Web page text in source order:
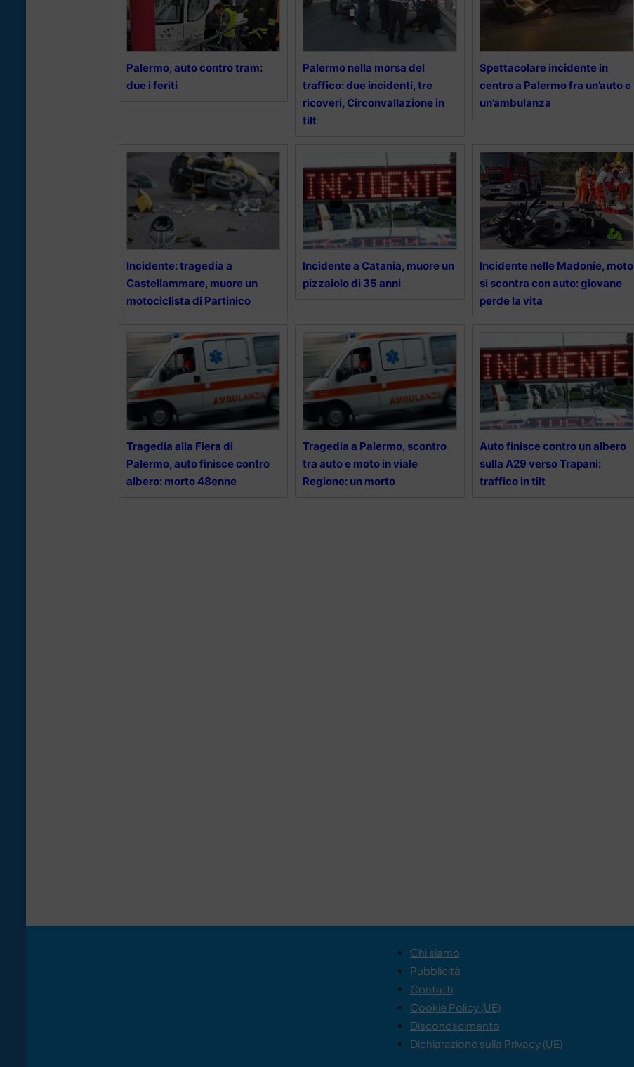
Palermo, auto contro tram:
due i feriti
Palermo nella morsa del
traffico: due incidenti, tre
ricoveri, Circonvallazione in
tilt
Spettacolare incidente in
centro a Palermo fra un’auto e
un’ambulanza
Incidente: tragedia a
Castellammare, muore un
motociclista di Partinico
Incidente a Catania, muore un
pizzaiolo di 35 anni
Incidente nelle Madonie, moto
si scontra con auto: giovane
perde la vita
Tragedia alla Fiera di
Palermo, auto finisce contro
albero: morto 48enne
Tragedia a Palermo, scontro
tra auto e moto in viale
Regione: un morto
Auto finisce contro un albero
sulla A29 verso Trapani:
traffico in tilt
Chi siamo
Pubblicità
Contatti
Cookie Policy (UE)
Disconoscimento
Dichiarazione sulla Privacy (UE)